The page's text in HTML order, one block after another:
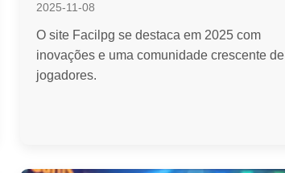
2025-11-08
O site Facilpg se destaca em 2025 com
inovações e uma comunidade crescente de
jogadores.